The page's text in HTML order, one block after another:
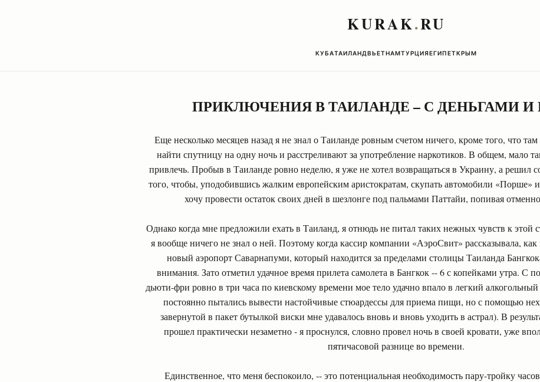
KURAK.RU
КУБАТАИЛАНДВЬЕТНАМТУРЦИЯЕГИПЕТКРЫМ
ПРИКЛЮЧЕНИЯ В ТАИЛАНДЕ – С ДЕНЬГАМИ И
Еще несколько месяцев назад я не знал о Таиланде ровным счетом ничего, кроме того, что
найти спутницу на одну ночь и расстреливают за употребление наркотиков. В общем, мало
привлечь. Пробыв в Таиланде ровно неделю, я уже не хотел возвращаться в Украину, а решил
того, чтобы, уподобившись жалким европейским аристократам, скупать автомобили «Порше»
хочу провести остаток своих дней в шезлонге под пальмами Паттайи, попивая
Однако когда мне предложили ехать в Таиланд, я отнюдь не питал таких нежных чувств к этой
я вообще ничего не знал о ней. Поэтому когда кассир компании «АэроСвит» рассказывала, как
новый аэропорт Саварнапуми, который находится за пределами столицы Таиланда
внимания. Зато отметил удачное время прилета самолета в Бангкок -- 6 с копейками утра. С
дьюти-фри ровно в три часа по киевскому времени мое тело удачно впало в легкий
постоянно пытались вывести настойчивые стюардессы для приема пищи, но с помощью
завернутой в пакет бутылкой виски мне удавалось вновь и вновь уходить в астрал). В
прошел практически незаметно - я проснулся, словно провел ночь в своей кровати, уже
пятичасовой разнице во времени.
Единственное, что меня беспокоило, -- это потенциальная необходимость пару-тройку